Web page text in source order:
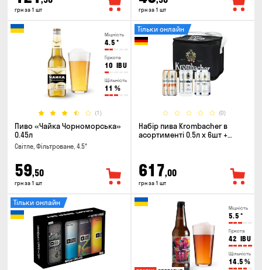
грн за 1 шт грн за 1 шт
Міцність
4.5 °
Гіркота
10 IBU
Щільність
11 %
(1)
Пиво «Чайка Чорноморська»
0.45л
Світле, Фільтроване, 4.5°
59,50
грн за 1 шт
(0)
Тільки онлайн
Набір пива Krombacher в
асортименті 0.5л х 6шт +
617,00
грн за 1 шт
Тільки онлайн
Міцність
5.5 °
Гіркота
42 IBU
Щільність
14.5 %